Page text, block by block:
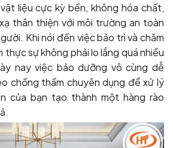
liệu cực kỳ bền, không hóa chất,
thân thiện với môi trường an toàn
Khi nói đến việc bảo trì và chăm
thực sự không phải lo lắng quá nhiều
nay việc bảo dưỡng vô cùng dễ
chống thấm chuyên dụng để xử lý
của bạn tạo thành một hàng rào